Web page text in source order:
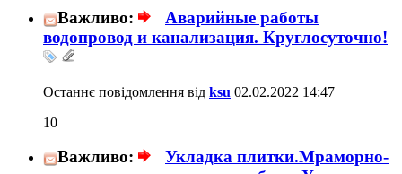
Важливо:
Аварийные работы
водопровод и канализация. Круглосуточно!
Останнє повідомлення від ksu 02.02.2022 14:47
10
Важливо:
Укладка плитки.Мраморно-